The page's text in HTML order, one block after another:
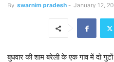
By swarnim pradesh - January 12,
बुधवार की शाम बरेली के एक गांव में दो